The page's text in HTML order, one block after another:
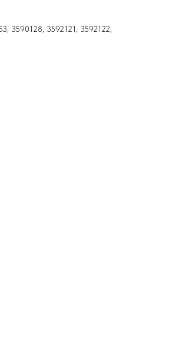
3590128, 3592121, 3592122,